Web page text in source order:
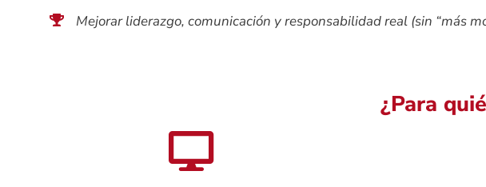
Mejorar liderazgo, comunicación y responsabilidad real (sin “más
¿Para